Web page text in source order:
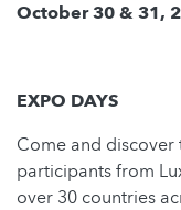
October 30 & 31,
EXPO DAYS
Come and
participants from
over 30 countries